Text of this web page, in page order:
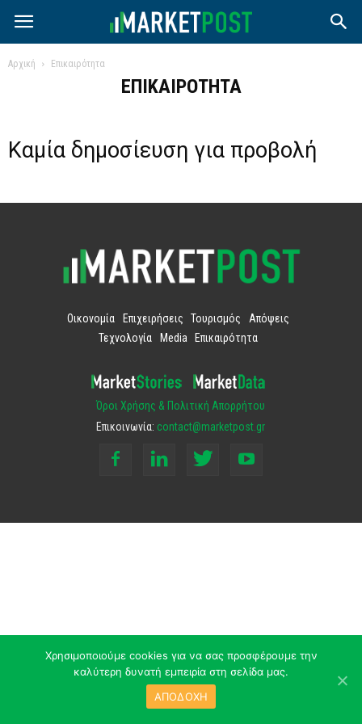
Αρχική Επικαιρότητα
ΕΠΙΚΑΙΡΌΤΗΤΑ
Καμία δημοσίευση για προβολή
Οικονομία Επιχειρήσεις Τουρισμός
Απόψεις
Τεχνολογία
Media Επικαιρότητα
Όροι Χρήσης & Πολιτική Απορρήτου
Επικοινωνία: contact@marketpost.gr
Χρησιμοποιούμε cookies για να σας προσφέρουμε την
καλύτερη δυνατή εμπειρία στη σελίδα μας.
ΑΠΟΔΟΧΗ